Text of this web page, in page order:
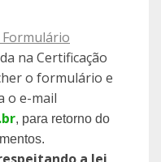
na Certificação
o formulário e
o e-mail
, para retorno do